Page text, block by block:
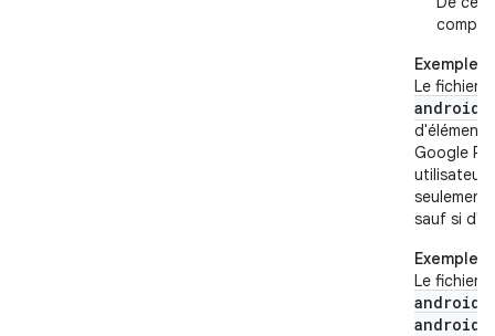
Exemple 1
Le fichier
d'élément
Google
seulement
sauf si
Exemple 2
Le fichier